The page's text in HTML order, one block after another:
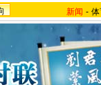
新闻 -